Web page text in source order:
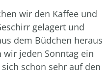
wir den Kaffee und
gelagert und
dem Büdchen heraus
jeden Sonntag ein
schon sehr auf den